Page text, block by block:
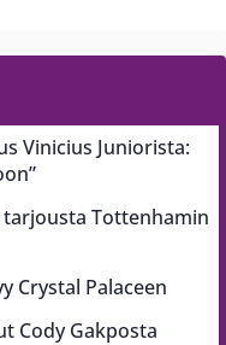
Vinicius Juniorista:
Tottenhamin
Crystal Palaceen
Cody Gakposta